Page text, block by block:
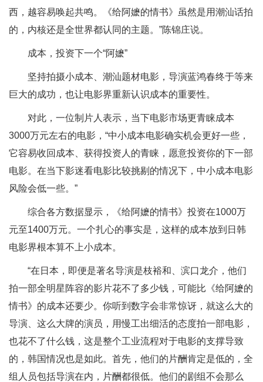
西，越容易唤起共鸣。《给阿嬷的情书》虽然是用潮汕话拍
的，内核还是全世界都认同的主题。”陈锦庄说。
成本，投资下一个“阿嬷”
坚持拍摄小成本、潮汕题材电影，导演蓝鸿春终于等来
巨大的成功，也让电影界重新认识成本的重要性。
对此，一位制片人表示，当下电影市场更青睐成本
3000万元左右的电影，“中小成本电影确实机会更好一些，
它容易收回成本、获得投资人的青睐，愿意投资你的下一部
电影。在当下影迷看电影比较挑剔的情况下，中小成本电影
风险会低一些。”
综合各方数据显示，《给阿嬷的情书》投资在1000万
元至1400万元。一个扎心的事实是，这样的成本放到日韩
电影界根本算不上小成本。
“在日本，即便是著名导演是枝裕和、滨口龙介，他们
拍一部全明星阵容的影片花不了多少钱，可能比《给阿嬷的
情书》的成本还要少。你听到数字会非常惊讶，就这么大的
导演、这么大牌的演员，用慢工出细活的态度拍一部电影，
也花不了什么钱，这是整个工业流程对于电影的支撑导致
的，韩国情况也是如此。首先，他们的片酬肯定是低的，全
组人员包括导演在内，片酬都很低。他们的剧组不会那么